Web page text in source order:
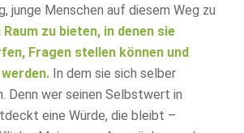
junge Menschen auf diesem Weg zu
Raum zu bieten, in denen sie
Fragen stellen können und
In dem sie sich selber
Denn wer seinen Selbstwert in
eine Würde, die bleibt –